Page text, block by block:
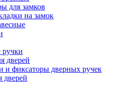
для замков
на замок
дверей
и фиксаторы дверных ручек
дверей